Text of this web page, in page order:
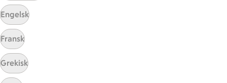
Engelsk
Fransk
Grekisk